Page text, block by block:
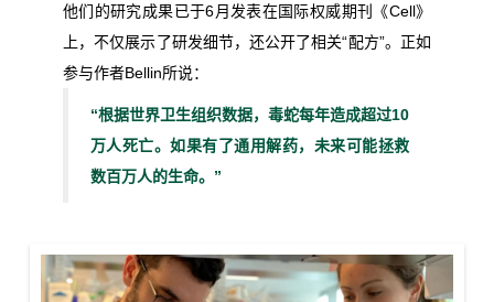
他们的研究成果已于6月发表在国际权威期刊《Cell》
上，不仅展示了研发细节，还公开了相关“配方”。正如
参与作者Bellin所说：
“根据世界卫生组织数据，毒蛇每年造成超过10
万人死亡。如果有了通用解药，未来可能拯救
数百万人的生命。”